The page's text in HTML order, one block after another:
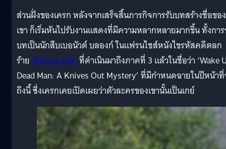
ส่วนฝั่งของเครก หลังจากเสร็จสิ้นภารกิจการรับบทสร้างชื่อของ
เขา ก็เริ่มหันไปรับงานแสดงที่มีความหลากหลายมากขึ้น ทั้งกา
บทเป็นนักสืบเบอนัวต์ บลองก์ ในแฟรนไชส์หนังไขรหัสคดีตลก
ร้าย‘Knives Out’ที่ดำเนินมาถึงภาคที่ 3 แล้วในชื่อว่า ‘Wake
Dead Man: A Knives Out Mystery’ ที่มีกำหนดฉายในปีหน้า
ถึงนี้ ซึ่งเครกเคยเปิดเผยว่าตัวละครของเขานั้นเป็นเกย์